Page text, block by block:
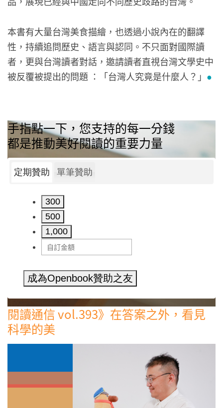
本書有大量台灣美食描繪，也透過小說內在的翻譯
性，持續追問歷史、語言與認同。不只面對國際讀
者，更與台灣讀者對話，邀請讀者直視台灣文學史中
被反覆被提出的問題 ：「台灣人究竟是什麼人？」 ●
手指點一下，您支持的每一分錢
都是推動美好閱讀的重要力量
定期贊助 單筆贊助
300
500
1,000
成為Openbook贊助之友
閱讀通信 vol.393》在答案之外，看見
科學的美